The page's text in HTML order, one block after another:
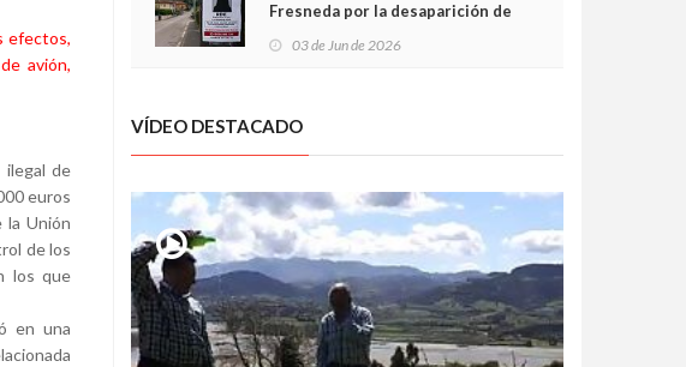
efectos,
avión,
ilegal de
euros
la Unión
de los
los que
en una
Fresneda por la desaparición de
03 de Jun de 2026
VÍDEO DESTACADO